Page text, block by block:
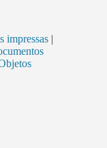
impressas |